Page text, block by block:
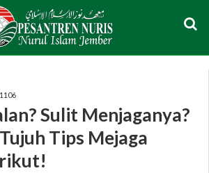
Sulit Menjaganya?
Tips Mejaga